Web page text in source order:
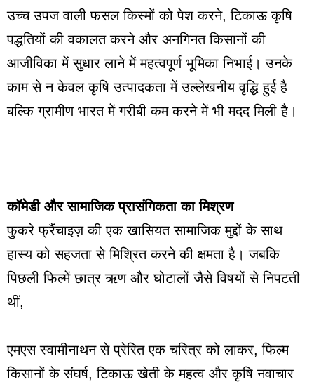
उच्च उपज वाली फसल किस्मों को पेश करने, टिकाऊ कृषि
पद्धतियों की वकालत करने और अनगिनत किसानों की
आजीविका में सुधार लाने में महत्वपूर्ण भूमिका निभाई। उनके
काम से न केवल कृषि उत्पादकता में उल्लेखनीय वृद्धि हुई है
बल्कि ग्रामीण भारत में गरीबी कम करने में भी मदद मिली है।
कॉमेडी और सामाजिक प्रासंगिकता का मिश्रण
फुकरे फ्रैंचाइज़ की एक खासियत सामाजिक मुद्दों के साथ
हास्य को सहजता से मिश्रित करने की क्षमता है। जबकि
पिछली फिल्में छात्र ऋण और घोटालों जैसे विषयों से निपटती
थीं,
एमएस स्वामीनाथन से प्रेरित एक चरित्र को लाकर, फिल्म
किसानों के संघर्ष, टिकाऊ खेती के महत्व और कृषि नवाचार